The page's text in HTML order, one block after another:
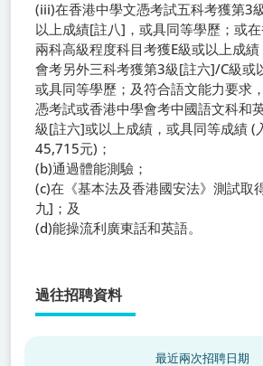
(iii)在香港中學文憑考試五科考獲第3
以上成績[註八]，或具同等學歷；或
兩科高級程度科目考獲E級或以上成
會考另外三科考獲第3級[註六]/C級或
或具同等學歷；及符合語文能力要求
憑考試或香港中學會考中國語文科和
級[註六]或以上成績，或具同等成績 (
45,715元)；
(b)通過體能測驗；
(c)在《基本法及香港國安法》測試取
九]；及
(d)能操流利廣東話和英語。
過往招聘資料
最近兩次招聘日期